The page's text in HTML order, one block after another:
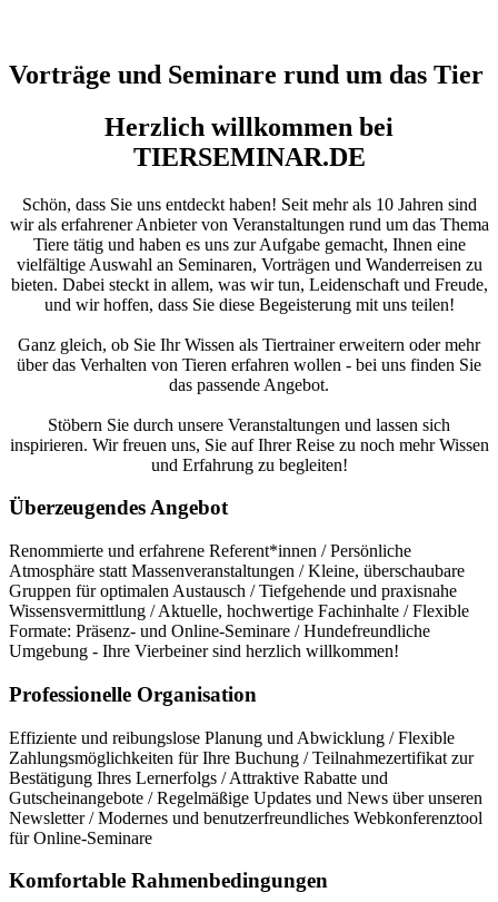
Vorträge und Seminare rund um das Tier
Herzlich willkommen bei
TIERSEMINAR.DE
Schön, dass Sie uns entdeckt haben! Seit mehr als 10 Jahren sind
wir als erfahrener Anbieter von Veranstaltungen rund um das Thema
Tiere tätig und haben es uns zur Aufgabe gemacht, Ihnen eine
vielfältige Auswahl an Seminaren, Vorträgen und Wanderreisen zu
bieten. Dabei steckt in allem, was wir tun, Leidenschaft und Freude,
und wir hoffen, dass Sie diese Begeisterung mit uns teilen!
Ganz gleich, ob Sie Ihr Wissen als Tiertrainer erweitern oder mehr
über das Verhalten von Tieren erfahren wollen - bei uns finden Sie
das passende Angebot.
Stöbern Sie durch unsere Veranstaltungen und lassen sich
inspirieren. Wir freuen uns, Sie auf Ihrer Reise zu noch mehr Wissen
und Erfahrung zu begleiten!
Überzeugendes Angebot
Renommierte und erfahrene Referent*innen / Persönliche
Atmosphäre statt Massenveranstaltungen / Kleine, überschaubare
Gruppen für optimalen Austausch / Tiefgehende und praxisnahe
Wissensvermittlung / Aktuelle, hochwertige Fachinhalte / Flexible
Formate: Präsenz- und Online-Seminare / Hundefreundliche
Umgebung - Ihre Vierbeiner sind herzlich willkommen!
Professionelle Organisation
Effiziente und reibungslose Planung und Abwicklung / Flexible
Zahlungsmöglichkeiten für Ihre Buchung / Teilnahmezertifikat zur
Bestätigung Ihres Lernerfolgs / Attraktive Rabatte und
Gutscheinangebote / Regelmäßige Updates und News über unseren
Newsletter / Modernes und benutzerfreundliches Webkonferenztool
für Online-Seminare
Komfortable Rahmenbedingungen